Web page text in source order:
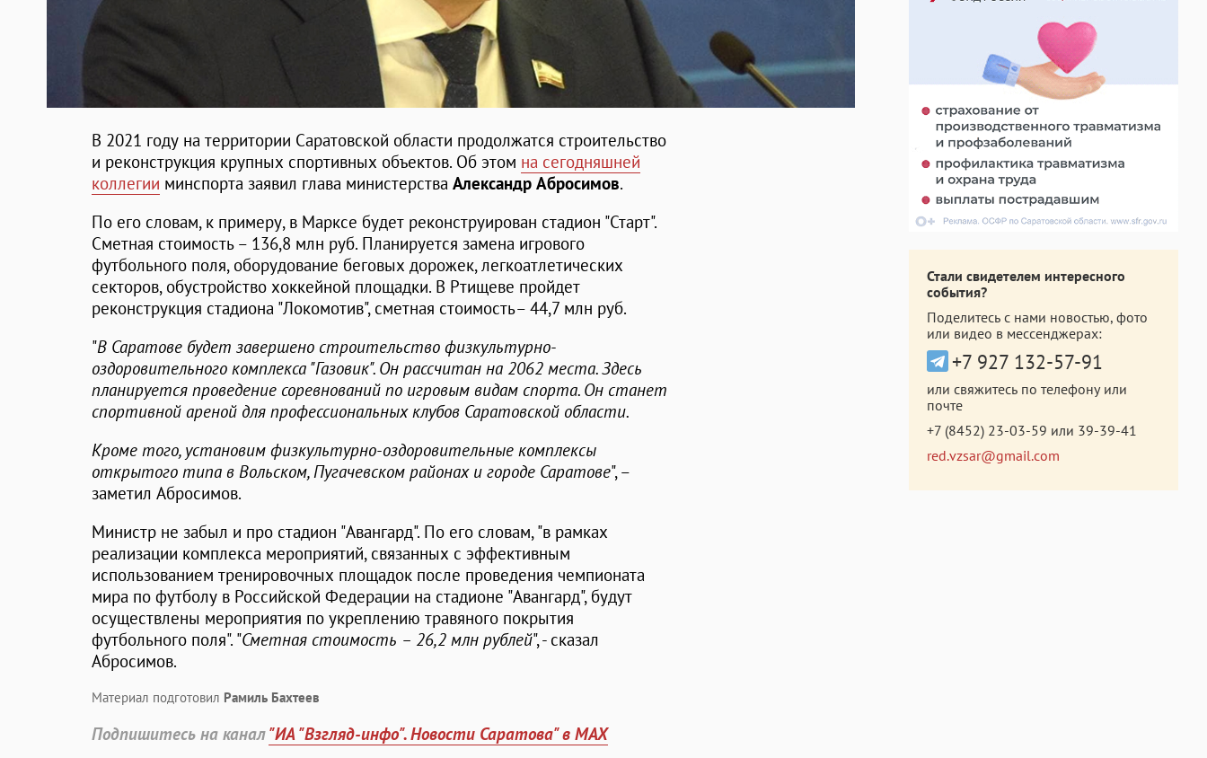
В 2021 году на территории Саратовской области продолжатся строительство
и реконструкция крупных спортивных объектов. Об этом на сегодняшней
коллегии минспорта заявил глава министерства Александр Абросимов.
По его словам, к примеру, в Марксе будет реконструирован стадион "Старт".
Сметная стоимость – 136,8 млн руб. Планируется замена игрового
футбольного поля, оборудование беговых дорожек, легкоатлетических
секторов, обустройство хоккейной площадки. В Ртищеве пройдет
реконструкция стадиона "Локомотив", сметная стоимость– 44,7 млн руб.
"В Саратове будет завершено строительство физкультурно-
оздоровительного комплекса "Газовик". Он рассчитан на 2062 места. Здесь
планируется проведение соревнований по игровым видам спорта. Он станет
спортивной ареной для профессиональных клубов Саратовской области.
Кроме того, установим физкультурно-оздоровительные комплексы
открытого типа в Вольском, Пугачевском районах и городе Саратове", –
заметил Абросимов.
Министр не забыл и про стадион "Авангард". По его словам, "в рамках
реализации комплекса мероприятий, связанных с эффективным
использованием тренировочных площадок после проведения чемпионата
мира по футболу в Российской Федерации на стадионе "Авангард", будут
осуществлены мероприятия по укреплению травяного покрытия
футбольного поля". "Сметная стоимость – 26,2 млн рублей", - сказал
Абросимов.
Материал подготовил Рамиль Бахтеев
Подпишитесь на канал"ИА "Взгляд-инфо". Новости Саратова" в MAX
Стали свидетелем интересного
события?
Поделитесь с нами новостью, фото
или видео в мессенджерах:
+7 927 132-57-91
или свяжитесь по телефону или
почте
+7 (8452) 23-03-59 или 39-39-41
red.vzsar@gmail.com